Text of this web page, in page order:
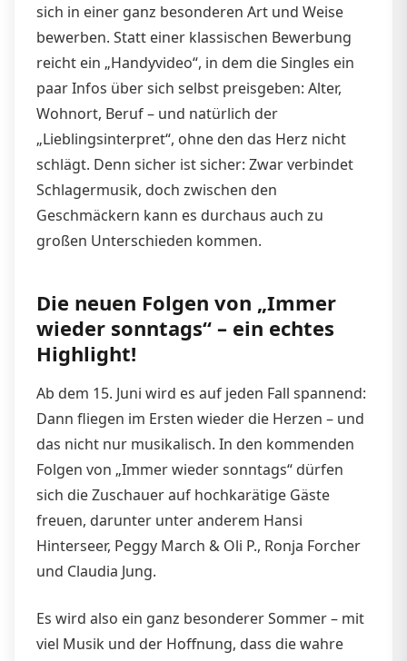
sich in einer ganz besonderen Art und Weise
bewerben. Statt einer klassischen Bewerbung
reicht ein „Handyvideo“, in dem die Singles ein
paar Infos über sich selbst preisgeben: Alter,
Wohnort, Beruf – und natürlich der
„Lieblingsinterpret“, ohne den das Herz nicht
schlägt. Denn sicher ist sicher: Zwar verbindet
Schlagermusik, doch zwischen den
Geschmäckern kann es durchaus auch zu
großen Unterschieden kommen.
Die neuen Folgen von „Immer
wieder sonntags“ – ein echtes
Highlight!
Ab dem 15. Juni wird es auf jeden Fall spannend:
Dann fliegen im Ersten wieder die Herzen – und
das nicht nur musikalisch. In den kommenden
Folgen von „Immer wieder sonntags“ dürfen
sich die Zuschauer auf hochkarätige Gäste
freuen, darunter unter anderem Hansi
Hinterseer, Peggy March & Oli P., Ronja Forcher
und Claudia Jung.
Es wird also ein ganz besonderer Sommer – mit
viel Musik und der Hoffnung, dass die wahre